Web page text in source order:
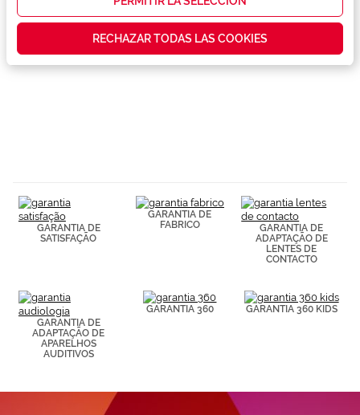
que realmente
contenidos
personalizados
Puedes
consultar más
información en
nuestra
RECHAZAR TODAS LAS COOKIES
Conselhos
Serviços exclusivos
GARANTIA DE
SATISFAÇÃO
GARANTIA DE
FABRICO
GARANTIA DE
ADAPTAÇÃO DE
LENTES DE
CONTACTO
GARANTIA DE
ADAPTAÇÃO DE
APARELHOS
AUDITIVOS
GARANTIA 360 GARANTIA 360 KIDS